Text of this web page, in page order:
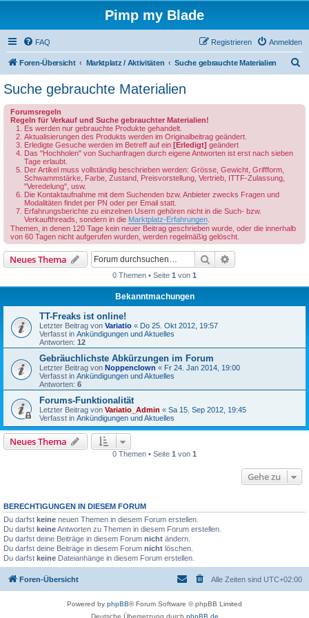
Pimp my Blade
FAQ Anmelden
Registrieren
Foren-Übersicht Marktplatz / Aktivitäten Suche gebrauchte Materialien
Suche gebrauchte Materialien
Forumsregeln
Regeln für Verkauf und Suche gebrauchter Materialien!
Es werden nur gebrauchte Produkte gehandelt.
Aktualisierungen des Produkts werden im Originalbeitrag geändert.
Erledigte Gesuche werden im Betreff auf ein [Erledigt] geändert
Das "Hochholen" von Suchanfragen durch eigene Antworten ist erst nach sieben
Tage erlaubt.
Der Artikel muss vollständig beschrieben werden: Grösse, Gewicht, Griffform,
Schwammstärke, Farbe, Zustand, Preisvorstellung, Vertrieb, ITTF-Zulassung,
"Veredelung", usw.
Die Kontaktaufnahme mit dem Suchenden bzw. Anbieter zwecks Fragen und
Modalitäten findet per PN oder per Email statt.
Erfahrungsberichte zu einzelnen Usern gehören nicht in die Such- bzw.
Verkaufthreads, sondern in die Marktplatz-Erfahrungen
Themen, in denen 120 Tage kein neuer Beitrag geschrieben wurde, oder die innerhalb
von 60 Tagen nicht aufgerufen wurden, werden regelmäßig gelöscht.
Neues Thema Suche
0 Themen • Seite 1 von 1
Bekanntmachungen
TT-Freaks ist online!
Letzter Beitrag von Variatio « Do 25. Okt 2012, 19:57
Verfasst in Ankündigungen und Aktuelles
Antworten: 12
Gebräuchlichste Abkürzungen im Forum
Letzter Beitrag von Noppenclown « Fr 24. Jan 2014, 19:00
Verfasst in Ankündigungen und Aktuelles
Antworten: 6
Forums-Funktionalität
Letzter Beitrag von Variatio_Admin « Sa 15. Sep 2012, 19:45
Verfasst in Ankündigungen und Aktuelles
Neues Thema
0 Themen • Seite 1 von 1
Gehe zu
BERECHTIGUNGEN IN DIESEM FORUM
Du darfst keine neuen Themen in diesem Forum erstellen.
Du darfst keineAntworten zu Themen in diesem Forum erstellen.
Du darfst deine Beiträge in diesem Forum nicht ändern.
Du darfst deine Beiträge in diesem Forum nicht löschen.
Du darfst keine Dateianhänge in diesem Forum erstellen.
Foren-Übersicht Alle Zeiten sind UTC+02:00
Powered by phpBB® Forum Software © phpBB Limited
Deutsche Übersetzung durch phpBB.de